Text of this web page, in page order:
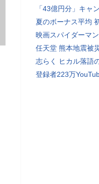
「43億円分」キャ
夏のボーナス平均
映画スパイダーマ
任天堂 熊本地震被
志らく ヒカル落語
登録者223万